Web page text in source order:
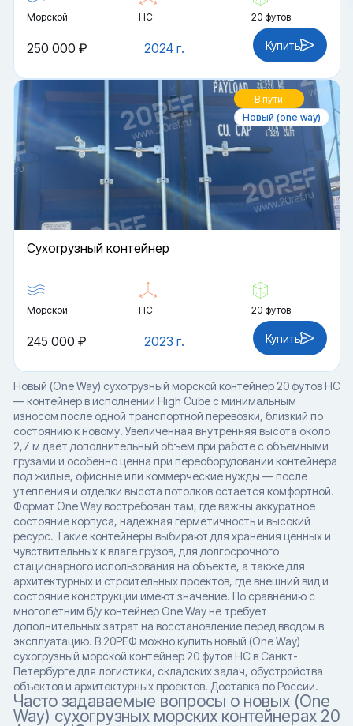
Морской HC 20 футов
2024 г.
250 000 ₽ Купить
В пути
Новый (one way)
Cухогрузный контейнер
Морской HC 20 футов
2023 г.
245 000 ₽ Купить
Новый (One Way) сухогрузный морской контейнер 20 футов HC
— контейнер в исполнении High Cube с минимальным
износом после одной транспортной перевозки, близкий по
состоянию к новому. Увеличенная внутренняя высота около
2,7 м даёт дополнительный объём при работе с объёмными
грузами и особенно ценна при переоборудовании контейнера
под жилые, офисные или коммерческие нужды — после
утепления и отделки высота потолков остаётся комфортной.
Формат One Way востребован там, где важны аккуратное
состояние корпуса, надёжная герметичность и высокий
ресурс. Такие контейнеры выбирают для хранения ценных и
чувствительных к влаге грузов, для долгосрочного
стационарного использования на объекте, а также для
архитектурных и строительных проектов, где внешний вид и
состояние конструкции имеют значение. По сравнению с
многолетним б/у контейнер One Way не требует
дополнительных затрат на восстановление перед вводом в
эксплуатацию. В 20РЕФ можно купить новый (One Way)
сухогрузный морской контейнер 20 футов HC в Санкт-
Петербурге для логистики, складских задач, обустройства
объектов и архитектурных проектов. Доставка по России.
Часто задаваемые вопросы о новых (One
Way) сухогрузных морских контейнерах 20